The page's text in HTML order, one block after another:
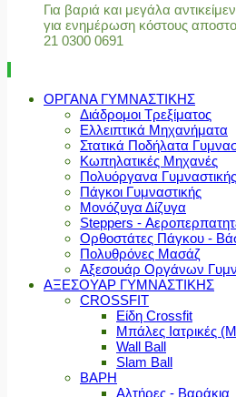
Για βαριά και μεγάλα
για ενημέρωση κόστους
21 0300 0691
ΟΡΓΑΝΑ ΓΥΜΝΑΣΤΙΚΗΣ
Διάδρομοι Τρεξίματος
Ελλειπτικά Μηχανήματα
Στατικά Ποδήλατα
Κωπηλατικές Μηχανές
Πολυόργανα Γυμναστικής
Πάγκοι Γυμναστικής
Μονόζυγα Δίζυγα
Steppers -
Ορθοστάτες Πάγκου -
Πολυθρόνες Μασάζ
Αξεσουάρ Οργάνων
ΑΞΕΣΟΥΑΡ ΓΥΜΝΑΣΤΙΚΗΣ
CROSSFIT
Είδη Crossfit
Μπάλες Ιατρικές
Wall Ball
Slam Ball
ΒΑΡΗ
Αλτήρες - Βαράκια